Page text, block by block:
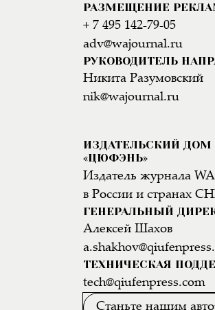
РАЗМЕЩЕНИЕ
+ 7 495 142-79-05
adv@wajournal.ru
РУКОВОДИТЕЛЬ
Никита Разумовский
nik@wajournal.ru
ИЗДАТЕЛЬСКИЙ ДОМ
«ЦЮФЭНЬ»
Издатель журнала WA
в России и странах
ГЕНЕРАЛЬНЫЙ
Алексей Шахов
ТЕХНИЧЕСКАЯ
tech@qiufenpress.com
Станьте нашим